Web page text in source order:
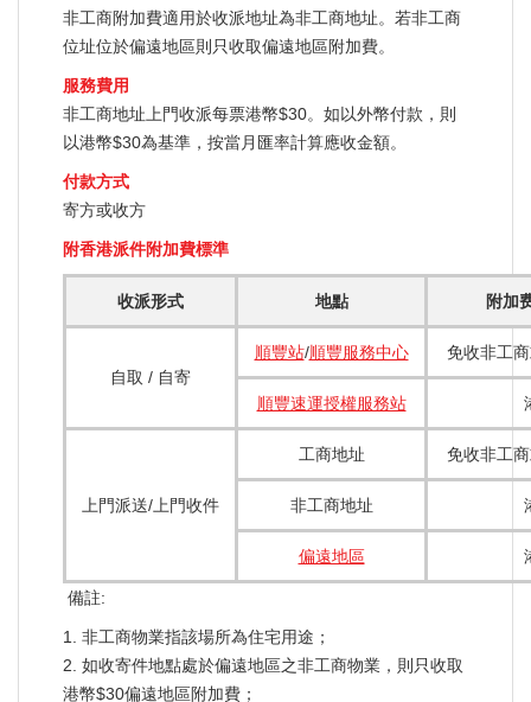
非工商附加費適用於收派地址為非工商地址。若非工商
位址位於偏遠地區則只收取偏遠地區附加費。
服務費用
非工商地址上門收派每票港幣$30。如以外幣付款，則
以港幣$30為基準，按當月匯率計算應收金額。
付款方式
寄方或收方
附香港派件附加費標準
收派形式 地點 附加
自取 / 自寄
順豐站/順豐服務中心 免收非工
順豐速運授權服務站
上門派送/上門收件
工商地址 免收非工
非工商地址
偏遠地區
備註:
1. 非工商物業指該場所為住宅用途；
2. 如收寄件地點處於偏遠地區之非工商物業，則只收取
港幣$30偏遠地區附加費；